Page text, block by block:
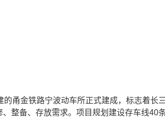
甬金铁路宁波动车所正式建成，标志着长
整备、存放需求。项目规划建设存车线